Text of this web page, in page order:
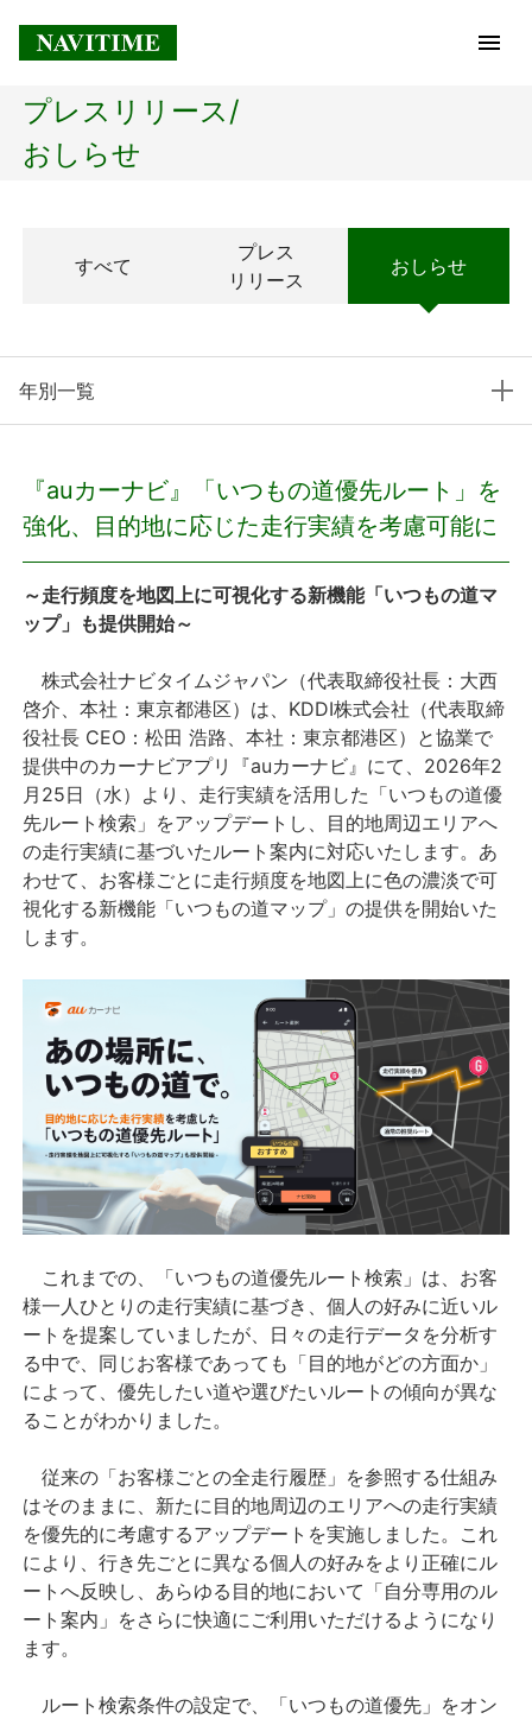
トップページ
経営理念
プレスリリース
プレスリリース
サービス
個人向けサービス
法人向けサービス
採用情報
プレスリリース/
おしらせ
すべて
プレス
リリース
おしらせ
年別一覧
『auカーナビ』「いつもの道優先ルート」を
強化、目的地に応じた走行実績を考慮可能に
～走行頻度を地図上に可視化する新機能「いつもの道マ
ップ」も提供開始～
株式会社ナビタイムジャパン（代表取締役社長：大西
啓介、本社：東京都港区）は、KDDI株式会社（代表取締
役社長 CEO：松田 浩路、本社：東京都港区）と協業で
提供中のカーナビアプリ『auカーナビ』にて、2026年2
月25日（水）より、走行実績を活用した「いつもの道優
先ルート検索」をアップデートし、目的地周辺エリアへ
の走行実績に基づいたルート案内に対応いたします。あ
わせて、お客様ごとに走行頻度を地図上に色の濃淡で可
視化する新機能「いつもの道マップ」の提供を開始いた
します。
これまでの、「いつもの道優先ルート検索」は、お客
様一人ひとりの走行実績に基づき、個人の好みに近いル
ートを提案していましたが、日々の走行データを分析す
る中で、同じお客様であっても「目的地がどの方面か」
によって、優先したい道や選びたいルートの傾向が異な
ることがわかりました。
従来の「お客様ごとの全走行履歴」を参照する仕組み
はそのままに、新たに目的地周辺のエリアへの走行実績
を優先的に考慮するアップデートを実施しました。これ
により、行き先ごとに異なる個人の好みをより正確にル
ートへ反映し、あらゆる目的地において「自分専用のル
ート案内」をさらに快適にご利用いただけるようになり
ます。
ルート検索条件の設定で、「いつもの道優先」をオン